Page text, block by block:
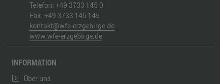
Telefon: +49 3733 145 0
Fax: +49 3733 145 145
kontakt@wfe-erzgebirge.de
www.wfe-erzgebirge.de
INFORMATION
Über uns